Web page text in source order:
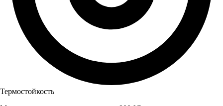
Термостойкость